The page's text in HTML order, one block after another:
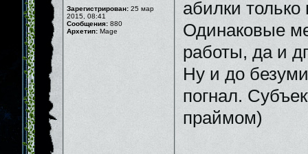
Зарегистрирован: 25 мар
2015, 08:41
Сообщения: 880
Архетип: Mage
абилки
Одинаковые
работы, да и
Ну и до
погнал.
праймом)